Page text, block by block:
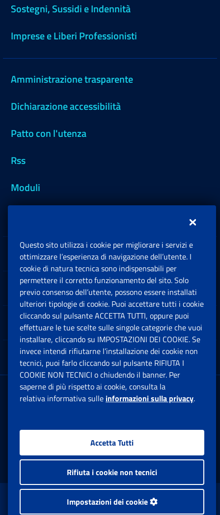
Sostegni, Sussidi e Indennità
Imprese e Liberi Professionisti
Amministrazione trasparente
Dichiarazione accessibilità
Patto con l'utenza
Rss
Moduli
Sedi e Contatti
Software
Note Legali
App mobile
Sede Legale : Via Ciro il Grande, 21
00144 Roma
Facebook: Apre una nuova finestra
Twitter: Apre una nuova finestra
Whatsapp: Apre una nuova
Youtube: Apre una
Instagram:
www.inps.gov.it © 1997-2026
Istituto Nazionale Previdenza Sociale.
Questo sito utilizza i cookie per migliorare i servizi e
ottimizzare l’esperienza di navigazione dell’utente. I
cookie di natura tecnica sono indispensabili per
permettere il corretto funzionamento del sito. Solo
previo consenso dell’utente, possono essere installati
ulteriori tipologie di cookie. Puoi accettare tutti i cookie
cliccando sul pulsante ACCETTA TUTTI, oppure puoi
effettuare le tue scelte sulle singole categorie che vuoi
installare, cliccando su IMPOSTAZIONI DEI COOKIE. Se
invece intendi rifiutarne l’installazione dei cookie non
tecnici, puoi farlo cliccando sul pulsante RIFIUTA I
COOKIE NON TECNICI o chiudendo il banner. Per
saperne di più rispetto ai cookie, consulta la
relativa informativa sulle informazioni sulla privacy.
Accetta Tutti
Rifiuta i cookie non tecnici
Impostazioni dei cookie